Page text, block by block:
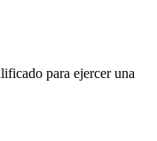
para ejercer una